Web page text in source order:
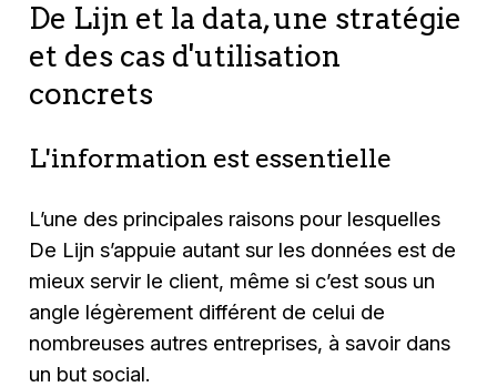
De Lijn et la data, une stratégie
et des cas d'utilisation
concrets
L'information est essentielle
L’une des principales raisons pour lesquelles
De Lijn s’appuie autant sur les données est de
mieux servir le client, même si c’est sous un
angle légèrement différent de celui de
nombreuses autres entreprises, à savoir dans
un but social.